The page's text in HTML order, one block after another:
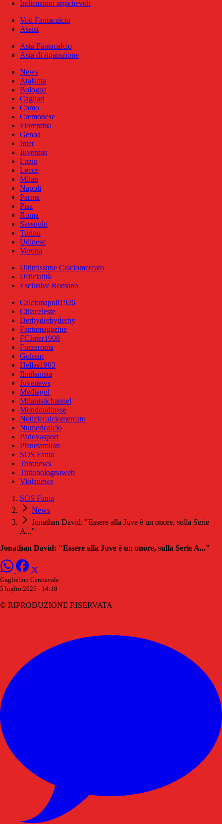
Indicazioni amichevoli
Voti Fantacalcio
Assist
Asta Fantacalcio
Asta di riparazione
News
Atalanta
Bologna
Cagliari
Como
Cremonese
Fiorentina
Genoa
Inter
Juventus
Lazio
Lecce
Milan
Napoli
Parma
Pisa
Roma
Sassuolo
Torino
Udinese
Verona
Ultimissime Calciomercato
Ufficialità
Esclusive Romano
Calcionapoli1926
Cittaceleste
Derbyderbyderby
Fantamagazine
FCInter1908
Forzaroma
Golssip
Hellas1903
Ilmilanista
Juvenews
Mediagol
Milanistichannel
Mondoudinese
Notiziecalciomercato
Numericalcio
Padovasport
Pianetamilan
SOS Fanta
Toronews
Tuttobolognaweb
Violanews
SOS Fanta
News
Jonathan David: "Essere alla Juve è un onore, sulla Serie
A..."
Jonathan David: "Essere alla Juve è un onore, sulla Serie A..."
Guglielmo Cannavale
5 luglio 2025 - 14:18
© RIPRODUZIONE RISERVATA